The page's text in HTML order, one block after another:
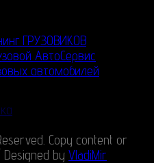
ГРУЗОВИКОВ
АвтоСервис
автомобилей
Copy content or
by VladiMir